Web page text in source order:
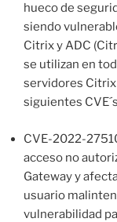
hueco de
siendo
Citrix y ADC
se utilizan en
servidores Citrix
siguientes
CVE-2022-
acceso no
Gateway y
usuario
vulnerabilidad